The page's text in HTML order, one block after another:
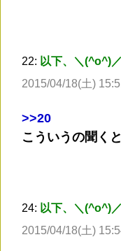
22: 以下、＼(^o^)
2015/04/18(土)
>>20
こういうの聞く
24: 以下、＼(^o^)
2015/04/18(土)